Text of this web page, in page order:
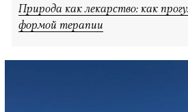
Природа как лекарство: как
формой терапии